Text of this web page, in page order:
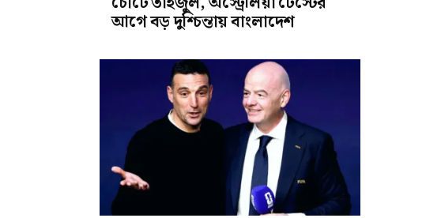
আগে বড় দুশ্চিন্তায় বাংলাদেশ